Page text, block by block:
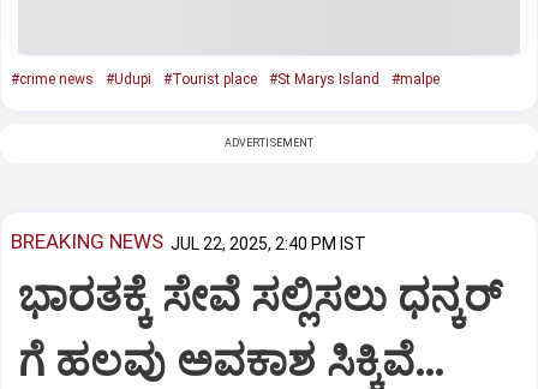
#crime news #Udupi #Tourist place #St Marys Island #malpe
ADVERTISEMENT
BREAKING NEWS JUL 22, 2025, 2:40 PM IST
ಭಾರತಕ್ಕೆ ಸೇವೆ ಸಲ್ಲಿಸಲು ಧನ್ಕರ್‌
ಗೆ ಹಲವು ಅವಕಾಶ ಸಿಕ್ಕಿವೆ…